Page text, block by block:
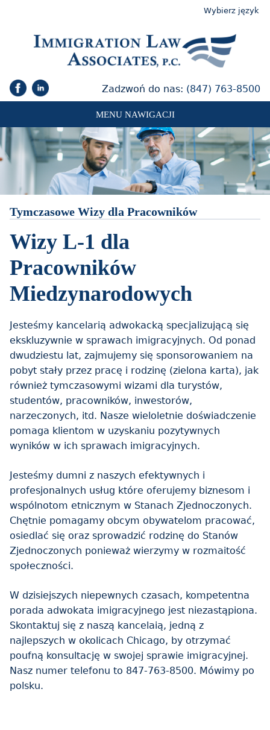
Zadzwoń do nas: (847) 763-8500
Wybierz język
MENU NAWIGACJI
Tymczasowe Wizy dla Pracowników
Wizy L-1 dla
Pracowników
Miedzynarodowych
Jesteśmy kancelarią adwokacką specjalizującą się
ekskluzywnie w sprawach imigracyjnych. Od ponad
dwudziestu lat, zajmujemy się sponsorowaniem na
pobyt stały przez pracę i rodzinę (zielona karta), jak
również tymczasowymi wizami dla turystów,
studentów, pracowników, inwestorów,
narzeczonych, itd. Nasze wieloletnie doświadczenie
pomaga klientom w uzyskaniu pozytywnych
wyników w ich sprawach imigracyjnych.
Jesteśmy dumni z naszych efektywnych i
profesjonalnych usług które oferujemy biznesom i
wspólnotom etnicznym w Stanach Zjednoczonych.
Chętnie pomagamy obcym obywatelom pracować,
osiedlać się oraz sprowadzić rodzinę do Stanów
Zjednoczonych ponieważ wierzymy w rozmaitość
społeczności.
W dzisiejszych niepewnych czasach, kompetentna
porada adwokata imigracyjnego jest niezastąpiona.
Skontaktuj się z naszą kancelaią, jedną z
najlepszych w okolicach Chicago, by otrzymać
poufną konsultację w swojej sprawie imigracyjnej.
Nasz numer telefonu to 847-763-8500. Mówimy po
polsku.